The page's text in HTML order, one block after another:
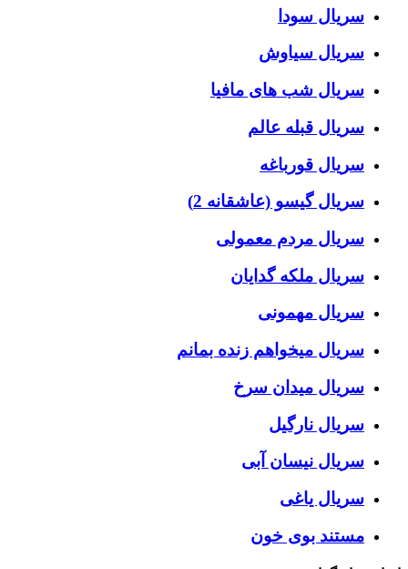
سریال سودا
سریال سیاوش
سریال شب های مافیا
سریال قبله عالم
سریال قورباغه
سریال گیسو (عاشقانه 2)
سریال مردم معمولی
سریال ملکه گدایان
سریال مهمونی
سریال میخواهم زنده بمانم
سریال میدان سرخ
سریال نارگیل
سریال نیسان آبی
سریال یاغی
مستند بوی خون